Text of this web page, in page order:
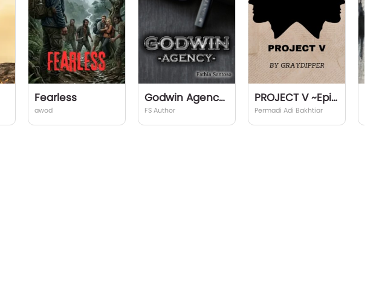
Fearless
awod
Godwin Agency (script)
FS Author
PROJECT V ~Epilogue~
Permadi Adi Bakhtiar